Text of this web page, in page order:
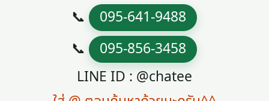
📞 095-641-9488
📞 095-856-3458
LINE ID : @chatee